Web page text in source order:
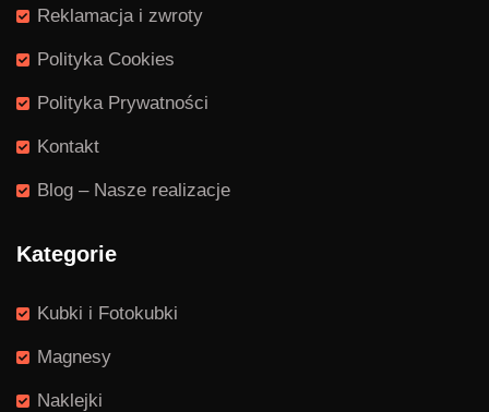
Reklamacja i zwroty
Polityka Cookies
Polityka Prywatności
Kontakt
Blog – Nasze realizacje
Kategorie
Kubki i Fotokubki
Magnesy
Naklejki